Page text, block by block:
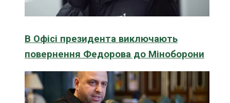
В Офісі президента виключають
повернення Федорова до Міноборони